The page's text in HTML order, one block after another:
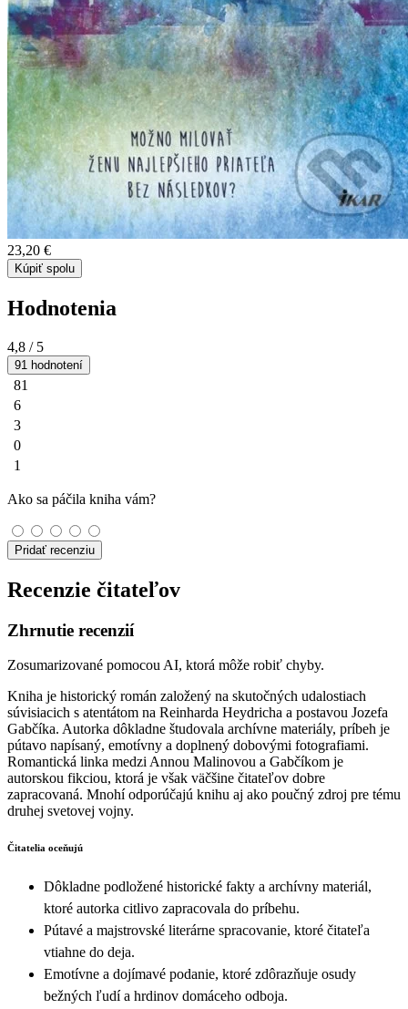
23,20 €
Kúpiť spolu
Hodnotenia
4,8 / 5
91 hodnotení
81
6
3
0
1
Ako sa páčila kniha vám?
Pridať recenziu
Recenzie čitateľov
Zhrnutie recenzií
Zosumarizované pomocou AI, ktorá môže robiť chyby.
Kniha je historický román založený na skutočných udalostiach
súvisiacich s atentátom na Reinharda Heydricha a postavou Jozefa
Gabčíka. Autorka dôkladne študovala archívne materiály, príbeh je
pútavo napísaný, emotívny a doplnený dobovými fotografiami.
Romantická linka medzi Annou Malinovou a Gabčíkom je
autorskou fikciou, ktorá je však väčšine čitateľov dobre
zapracovaná. Mnohí odporúčajú knihu aj ako poučný zdroj pre tému
druhej svetovej vojny.
Čitatelia oceňujú
Dôkladne podložené historické fakty a archívny materiál,
ktoré autorka citlivo zapracovala do príbehu.
Pútavé a majstrovské literárne spracovanie, ktoré čitateľa
vtiahne do deja.
Emotívne a dojímavé podanie, ktoré zdôrazňuje osudy
bežných ľudí a hrdinov domáceho odboja.